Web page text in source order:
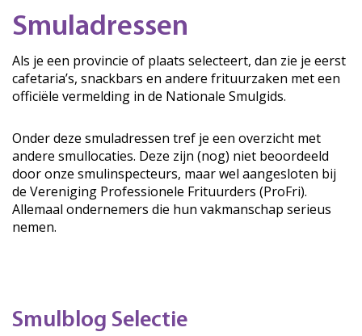
Smuladressen
Als je een provincie of plaats selecteert, dan zie je eerst
cafetaria’s, snackbars en andere frituurzaken met een
officiële vermelding in de Nationale Smulgids.
Onder deze smuladressen tref je een overzicht met
andere smullocaties. Deze zijn (nog) niet beoordeeld
door onze smulinspecteurs, maar wel aangesloten bij
de Vereniging Professionele Frituurders (ProFri).
Allemaal ondernemers die hun vakmanschap serieus
nemen.
Smulblog Selectie